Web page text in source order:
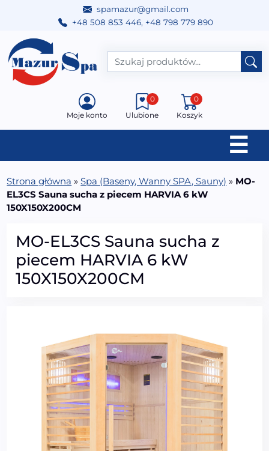
spamazur@gmail.com
+48 508 853 446, +48 798 779 890
Przejdź do treści
Main Navigation
Moje konto Ulubione
0
Koszyk
0
☰
Strona główna »Spa (Baseny, Wanny SPA, Sauny) » MO-
EL3CS Sauna sucha z piecem HARVIA 6 kW
150X150X200CM
MO-EL3CS Sauna sucha z
piecem HARVIA 6 kW
150X150X200CM